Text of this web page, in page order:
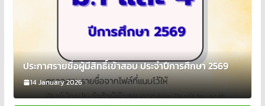
ประกาศรายชื่อผู้มีสิทธิ์เข้าสอบ ประจำปีการศึกษา 2569
14 January 2026